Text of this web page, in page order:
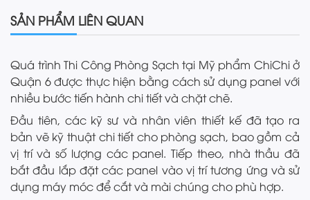
SẢN PHẨM LIÊN QUAN
Quá trình Thi Công Phòng Sạch tại Mỹ phẩm ChiChi ở
Quận 6 được thực hiện bằng cách sử dụng panel với
nhiều bước tiến hành chi tiết và chặt chẽ.
Đầu tiên, các kỹ sư và nhân viên thiết kế đã tạo ra
bản vẽ kỹ thuật chi tiết cho phòng sạch, bao gồm cả
vị trí và số lượng các panel. Tiếp theo, nhà thầu đã
bắt đầu lắp đặt các panel vào vị trí tương ứng và sử
dụng máy móc để cắt và mài chúng cho phù hợp.